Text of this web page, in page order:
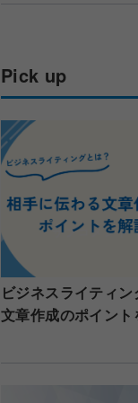
Pick up
ビジネスライティ
文章作成のポイント